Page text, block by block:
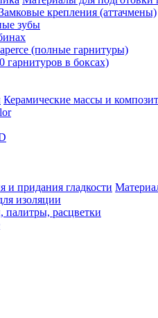
крепления (аттачмены)
зубы
(полные гарнитуры)
гарнитуров в боксах)
Керамические массы и
изоляции
палитры, расцветки